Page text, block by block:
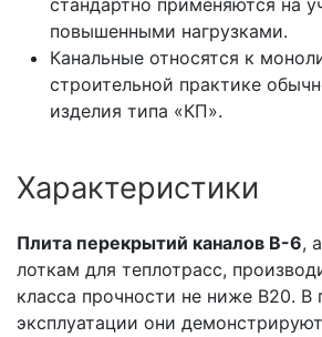
стандартно применяются на
повышенными нагрузками.
Канальные относятся к
строительной практике
изделия типа «КП».
Характеристики
Плита перекрытий каналов В-6,
лоткам для теплотрасс,
класса прочности не ниже В20. В
эксплуатации они демонстрируют